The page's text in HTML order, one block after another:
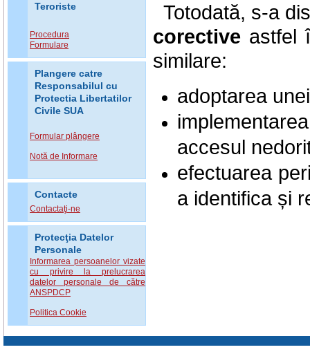
Teroriste
Procedura
Formulare
Plangere catre
Responsabilul cu
Protectia Libertatilor
Civile SUA
Formular plângere
Notă de Informare
Contacte
Contactaţi-ne
Protecţia Datelor
Personale
Informarea persoanelor vizate
cu privire la prelucrarea
datelor personale de către
ANSPDCP
Politica Cookie
Totodată, s-a
corective astfel
similare:
adoptarea
accesul
efectuarea
a identifica și